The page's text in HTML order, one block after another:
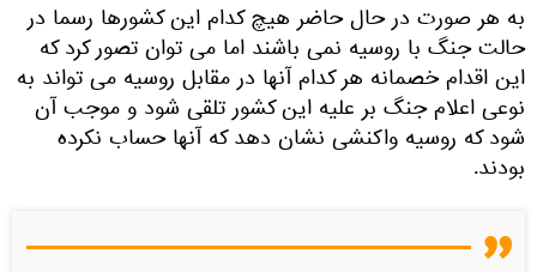
به هر صورت در حال حاضر هیچ کدام این کشورها رسما در
حالت جنگ با روسیه نمی باشند اما می توان تصور کرد که
این اقدام خصمانه هر کدام آنها در مقابل روسیه می تواند به
نوعی اعلام جنگ بر علیه این کشور تلقی شود و موجب آن
شود که روسیه واکنشی نشان دهد که آنها حساب نکرده
بودند.